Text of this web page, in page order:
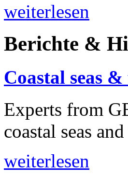
weiterlesen
Berichte &
Coastal seas
Experts from
coastal seas
weiterlesen